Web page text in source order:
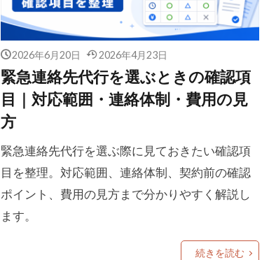
2026年6月20日 2026年4月23日
緊急連絡先代行を選ぶときの確認項
目｜対応範囲・連絡体制・費用の見
方
緊急連絡先代行を選ぶ際に見ておきたい確認項
目を整理。対応範囲、連絡体制、契約前の確認
ポイント、費用の見方まで分かりやすく解説し
ます。
続きを読む